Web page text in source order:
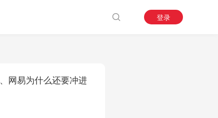
登录
网易为什么还要冲进